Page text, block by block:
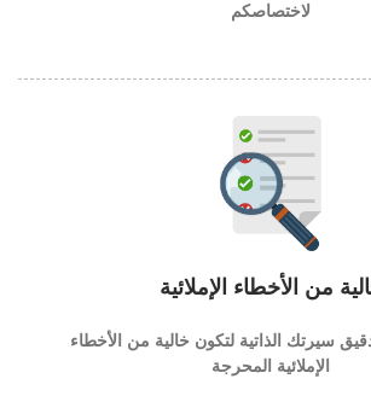
لاختصاصكم
من الأخطاء الإملائية
سيرتك الذاتية لتكون خالية من الأخطاء
الإملائية المحرجة